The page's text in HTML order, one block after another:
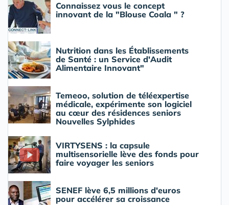
Connaissez vous le concept
innovant de la "Blouse Coala " ?
Nutrition dans les Établissements
de Santé : un Service d'Audit
Alimentaire Innovant"
Temeoo, solution de téléexpertise
médicale, expérimente son logiciel
au cœur des résidences seniors
Nouvelles Sylphides
VIRTYSENS : la capsule
multisensorielle lève des fonds pour
faire voyager les seniors
SENEF lève 6,5 millions d'euros
pour accélérer sa croissance